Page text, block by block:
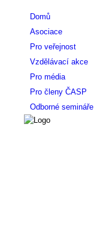
Domů
Asociace
Pro veřejnost
Vzdělávací akce
Pro média
Pro členy ČASP
Odborné semináře